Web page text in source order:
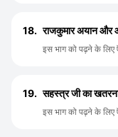
18. राजकुमार अयान और
इस भाग को पढ़ने के लिए
19. सहस्त्र जी का
इस भाग को पढ़ने के लिए